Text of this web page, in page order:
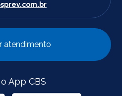
atendimento
App CBS